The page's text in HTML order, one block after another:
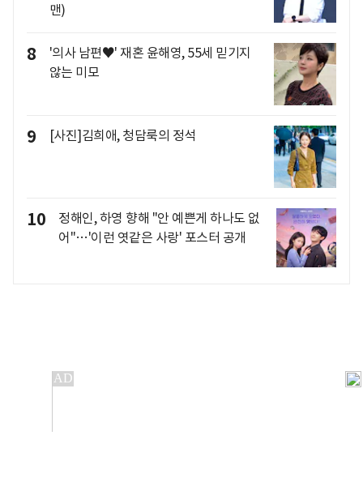
맨)
8
'의사 남편♥' 재혼 윤해영, 55세 믿기지
않는 미모
9 [사진]김희애, 청담룩의 정석
10
정해인, 하영 향해 "안 예쁜게 하나도 없
어"…'이런 엿같은 사랑' 포스터 공개